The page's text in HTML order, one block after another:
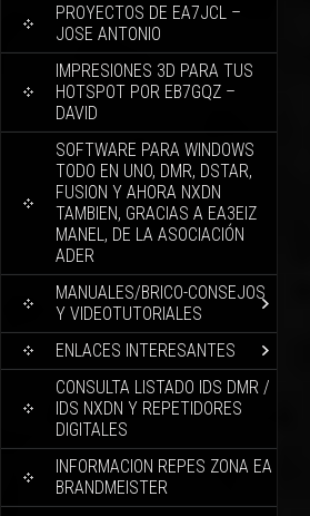
PROYECTOS DE EA7JCL –
JOSE ANTONIO
IMPRESIONES 3D PARA TUS
HOTSPOT POR EB7GQZ –
DAVID
SOFTWARE PARA WINDOWS
TODO EN UNO, DMR, DSTAR,
FUSION Y AHORA NXDN
TAMBIEN, GRACIAS A EA3EIZ
MANEL, DE LA ASOCIACIÓN
ADER
MANUALES/BRICO-CONSEJOS
Y VIDEOTUTORIALES
ENLACES INTERESANTES
CONSULTA LISTADO IDS DMR /
IDS NXDN Y REPETIDORES
DIGITALES
INFORMACION REPES ZONA EA
BRANDMEISTER